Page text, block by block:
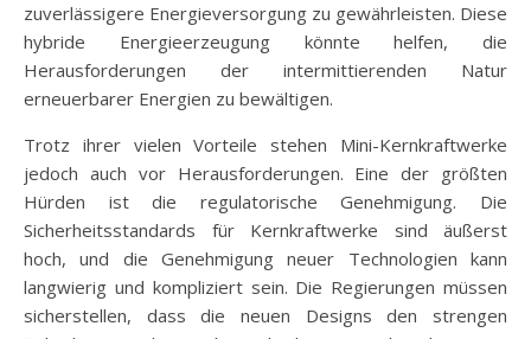
zuverlässigere Energieversorgung zu gewährleisten. Diese
hybride Energieerzeugung könnte helfen, die
Herausforderungen der intermittierenden Natur
erneuerbarer Energien zu bewältigen.
Trotz ihrer vielen Vorteile stehen Mini-Kernkraftwerke
jedoch auch vor Herausforderungen. Eine der größten
Hürden ist die regulatorische Genehmigung. Die
Sicherheitsstandards für Kernkraftwerke sind äußerst
hoch, und die Genehmigung neuer Technologien kann
langwierig und kompliziert sein. Die Regierungen müssen
sicherstellen, dass die neuen Designs den strengen